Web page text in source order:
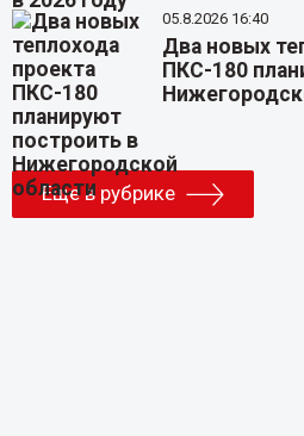
05.8.2026 16:40
Два новых
ПКС-180
Еще в рубрике